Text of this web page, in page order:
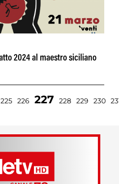
2024 al maestro siciliano
225 226 227 228 229 230